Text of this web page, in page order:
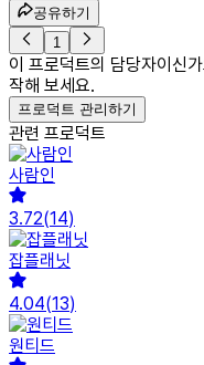
공유하기
1
이 프로덕트의 담당자이신
작해 보세요.
프로덕트 관리하기
관련 프로덕트
사람인
3.72(14)
잡플래닛
4.04(13)
원티드